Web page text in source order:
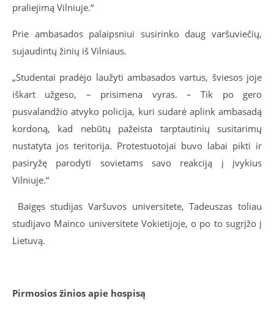
praliejimą Vilniuje.“
Prie ambasados palaipsniui susirinko daug varšuviečių,
sujaudintų žinių iš Vilniaus.
„Studentai pradėjo laužyti ambasados vartus, šviesos joje
iškart užgeso, – prisimena vyras. – Tik po gero
pusvalandžio atvyko policija, kuri sudarė aplink ambasadą
kordoną, kad nebūtų pažeista tarptautinių susitarimų
nustatyta jos teritorija. Protestuotojai buvo labai pikti ir
pasiryžę parodyti sovietams savo reakciją į įvykius
Vilniuje.“
Baigęs studijas Varšuvos universitete, Tadeuszas toliau
studijavo Mainco universitete Vokietijoje, o po to sugrįžo į
Lietuvą.
Pirmosios žinios apie hospisą